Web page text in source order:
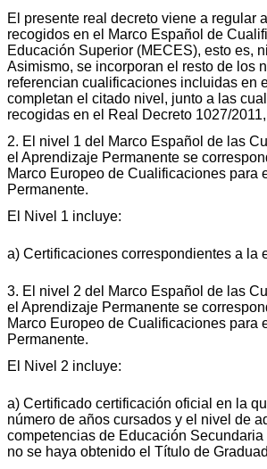
El presente real decreto viene a regular
recogidos en el Marco Español de
Educación Superior (MECES), esto es,
Asimismo, se incorporan el resto de los
referencian cualificaciones incluidas en
completan el citado nivel, junto a las
recogidas en el Real Decreto 1027/
2. El nivel 1 del Marco Español de las
el Aprendizaje Permanente se
Marco Europeo de Cualificaciones para
Permanente.
El Nivel 1 incluye:
a) Certificaciones correspondientes a la
3. El nivel 2 del Marco Español de las
el Aprendizaje Permanente se
Marco Europeo de Cualificaciones para
Permanente.
El Nivel 2 incluye:
a) Certificado certificación oficial en la
número de años cursados y el nivel de
competencias de Educación
no se haya obtenido el Título de